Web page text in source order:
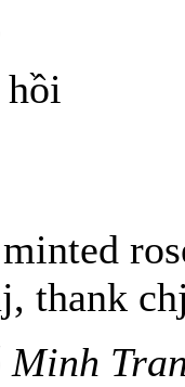
hồi
thank